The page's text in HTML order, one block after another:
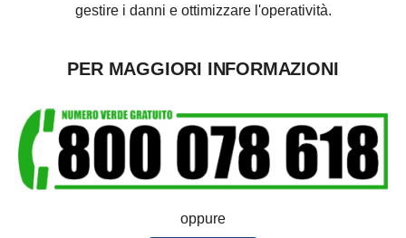
gestire i danni e ottimizzare l'operatività.
PER MAGGIORI INFORMAZIONI
oppure